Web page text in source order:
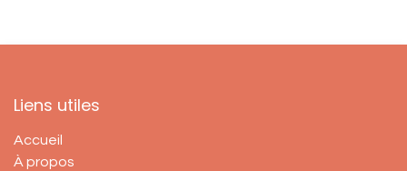
Liens utiles
Accueil
À propos